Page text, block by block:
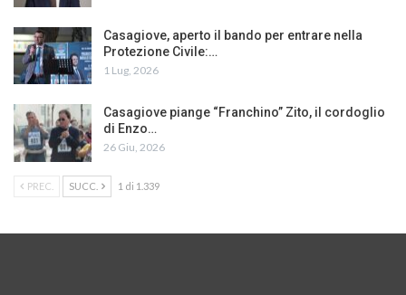
Casagiove, aperto il bando per entrare nella
Protezione Civile:…
1 Lug, 2026
Casagiove piange “Franchino” Zito, il cordoglio
di Enzo…
26 Giu, 2026
PREC. SUCC. 1 di 1.339